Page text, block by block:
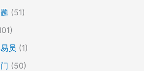
(51)
员 (1)
(50)